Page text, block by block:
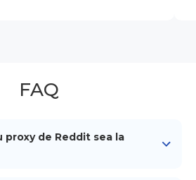
FAQ
proxy de Reddit sea la